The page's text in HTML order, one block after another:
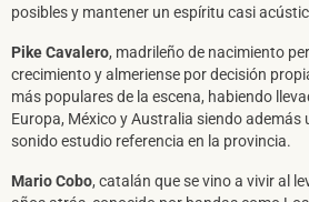
posibles y mantener un espíritu casi
Pike Cavalero, madrileño de nacimiento
crecimiento y almeriense por decisión
más populares de la escena, habiendo
Europa, México y Australia siendo además
sonido estudio referencia en la provincia.
Mario Cobo, catalán que se vino a vivir al
DARME DE ALTA